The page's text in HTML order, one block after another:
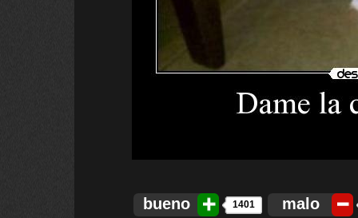
bueno 1401 malo